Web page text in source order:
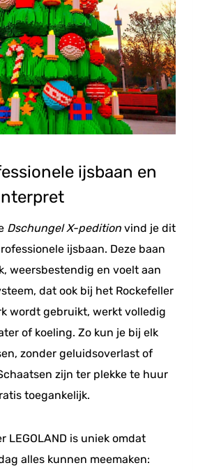
ijsbaan en
Dschungel X-pedition vind je dit
ijsbaan. Deze baan
weersbestendig en voelt aan
dat ook bij het Rockefeller
wordt gebruikt, werkt volledig
of koeling. Zo kun je bij elk
zonder geluidsoverlast of
zijn ter plekke te huur
toegankelijk.
LEGOLAND is uniek omdat
alles kunnen meemaken: